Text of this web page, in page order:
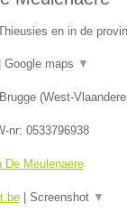
en in de
Google maps ▼
Brugge(West-
nr: 0533796938
De Meulenaere
| Screenshot ▼